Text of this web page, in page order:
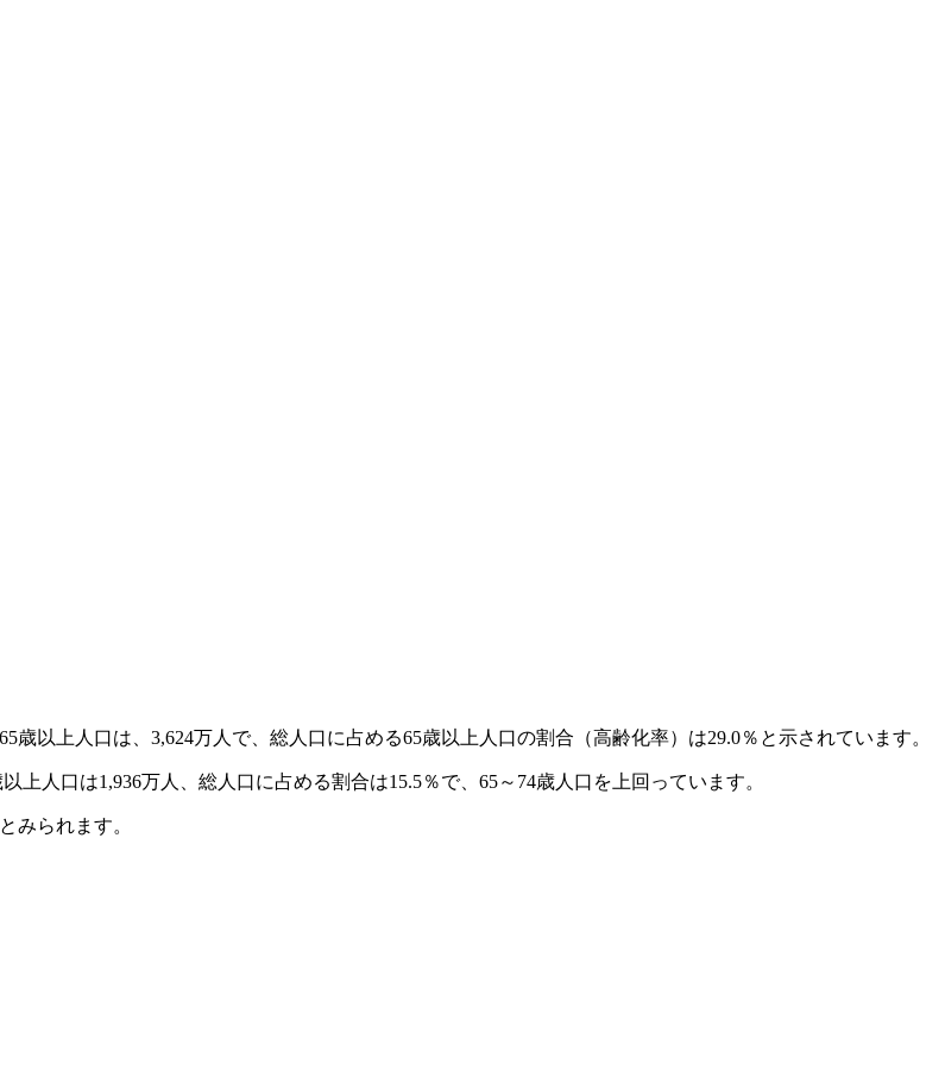
以上人口は、3,624万人で、総人口に占める65歳以上人口の割合（高齢化率）は29.0％と示されています。
上人口は1,936万人、総人口に占める割合は15.5％で、65～74歳人口を上回っています。
みられます。